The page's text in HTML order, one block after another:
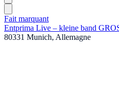
Fait marquant
Entprima Live – kleine band
80331 Munich, Allemagne